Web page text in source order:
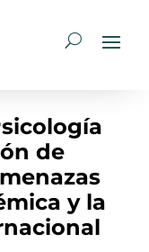
de
y la